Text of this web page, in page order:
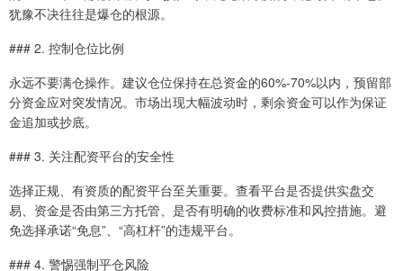
犹豫不决往往是爆仓的根源。
### 2. 控制仓位比例
永远不要满仓操作。建议仓位保持在总资金的60%-70%以内，预留部
分资金应对突发情况。市场出现大幅波动时，剩余资金可以作为保证
金追加或抄底。
### 3. 关注配资平台的安全性
选择正规、有资质的配资平台至关重要。查看平台是否提供实盘交
易、资金是否由第三方托管、是否有明确的收费标准和风控措施。避
免选择承诺“免息”、“高杠杆”的违规平台。
### 4. 警惕强制平仓风险